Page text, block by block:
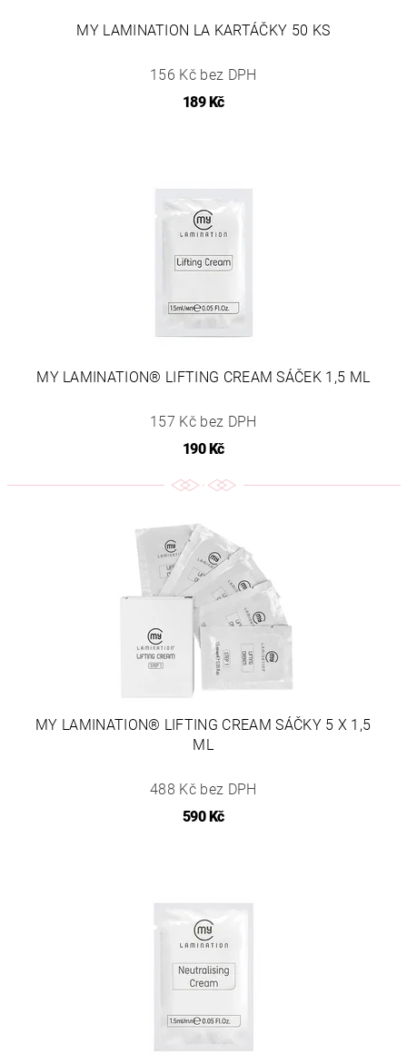
MY LAMINATION LA KARTÁČKY 50 KS
156 Kč bez DPH
189 Kč
MY LAMINATION® LIFTING CREAM SÁČEK 1,5 ML
157 Kč bez DPH
190 Kč
MY LAMINATION® LIFTING CREAM SÁČKY 5 X 1,5
ML
488 Kč bez DPH
590 Kč